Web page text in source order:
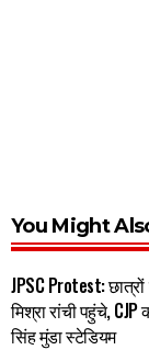
You Might
JPSC Protest:
मिश्रा रांची पहुंचे,
सिंह मुंडा स्टेडियम